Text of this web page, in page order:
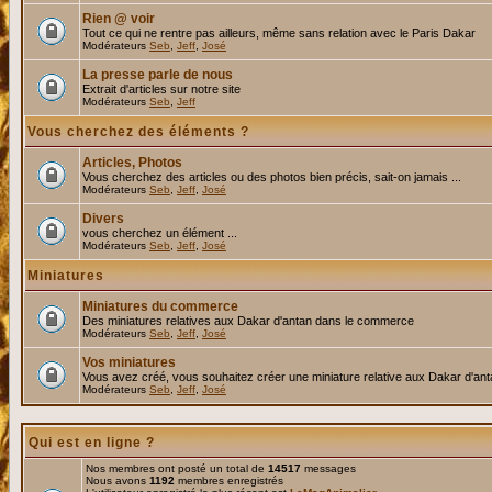
Rien @ voir
Tout ce qui ne rentre pas ailleurs, même sans relation avec le Paris Dakar
Modérateurs Seb Jeff José
La presse parle de nous
Extrait d'articles sur notre site
Modérateurs Seb Jeff
Vous cherchez des éléments ?
Articles, Photos
Vous cherchez des articles ou des photos bien précis, sait-on jamais ...
Modérateurs Seb Jeff José
Divers
vous cherchez un élément ...
Modérateurs Seb Jeff José
Miniatures
Miniatures du commerce
Des miniatures relatives aux Dakar d'antan dans le commerce
Modérateurs Seb Jeff José
Vos miniatures
Vous avez créé, vous souhaitez créer une miniature relative aux Dakar
Modérateurs Seb Jeff José
Qui est en ligne ?
Nos membres ont posté un total de 14517 messages
Nous avons 1192 membres enregistrés